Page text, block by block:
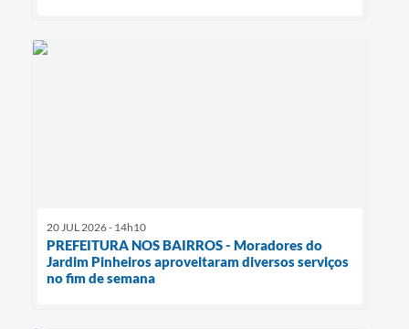
20 JUL 2026 - 14h10
PREFEITURA NOS BAIRROS - Moradores do
Jardim Pinheiros aproveitaram diversos serviços
no fim de semana